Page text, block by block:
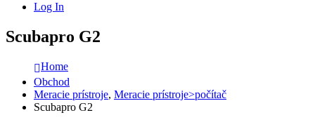
Log In
Scubapro G2
Home
Obchod
Meracie prístroje, Meracie prístroje>počítač
Scubapro G2